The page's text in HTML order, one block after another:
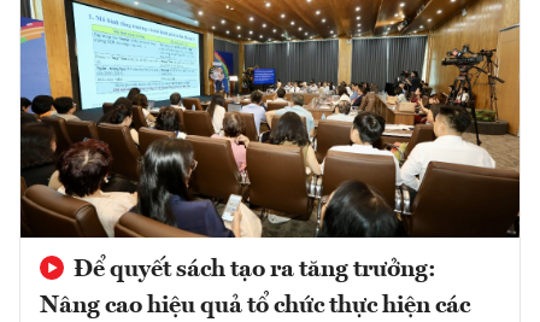
Để quyết sách tạo ra tăng trưởng:
Nâng cao hiệu quả tổ chức thực hiện các